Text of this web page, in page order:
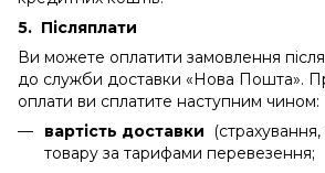
5. Післяплати
Ви можете оплатити замовлення
до служби доставки «Нова Пошта».
оплати ви сплатите наступним чином:
вартість доставки
товару за тарифами перевезення;